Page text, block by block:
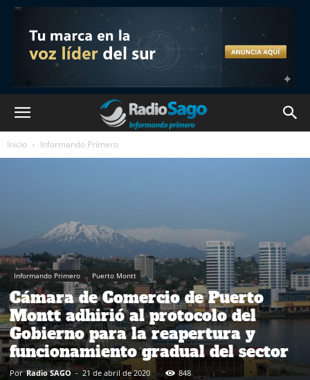
Inicio Informando Primero
Informando Primero Puerto Montt
Cámara de Comercio de Puerto
Montt adhirió al protocolo del
Gobierno para la reapertura y
funcionamiento gradual del sector
Por Radio SAGO - 21 de abril de 2020 848